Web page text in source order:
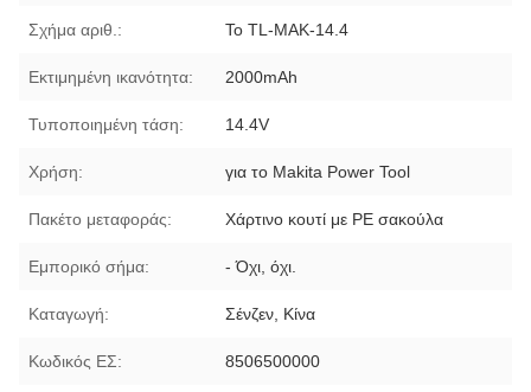
Σχήμα αριθ.: Το TL-MAK-14.4
Εκτιμημένη ικανότητα: 2000mAh
Τυποποιημένη τάση: 14.4V
Χρήση: για το Makita Power Tool
Πακέτο μεταφοράς: Χάρτινο κουτί με PE σακούλα
Εμπορικό σήμα: - Όχι, όχι.
Καταγωγή: Σένζεν, Κίνα
Κωδικός ΕΣ: 8506500000